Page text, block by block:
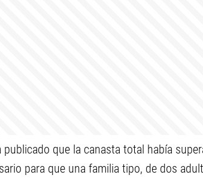
que la canasta total había
para que una familia tipo, de dos